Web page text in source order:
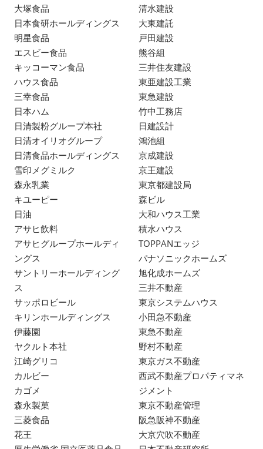
大塚食品
日本食研ホールディングス
明星食品
エスビー食品
キッコーマン食品
ハウス食品
三幸食品
日本ハム
日清製粉グループ本社
日清オイリオグループ
日清食品ホールディングス
雪印メグミルク
森永乳業
キユーピー
日油
アサヒ飲料
アサヒグループホールディ
ングス
サントリーホールディング
ス
サッポロビール
キリンホールディングス
伊藤園
ヤクルト本社
江崎グリコ
カルビー
カゴメ
森永製菓
三菱食品
花王
清水建設
大東建託
戸田建設
熊谷組
三井住友建設
東亜建設工業
東急建設
竹中工務店
日建設計
鴻池組
京成建設
京王建設
東京都建設局
森ビル
大和ハウス工業
積水ハウス
TOPPANエッジ
パナソニックホームズ
旭化成ホームズ
三井不動産
東京システムハウス
小田急不動産
東急不動産
野村不動産
東京ガス不動産
西武不動産プロパティマネ
ジメント
東京不動産管理
阪急阪神不動産
大京穴吹不動産